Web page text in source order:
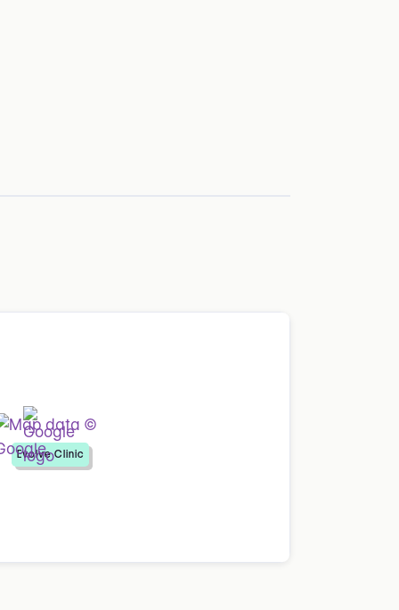
Evolve Clinic